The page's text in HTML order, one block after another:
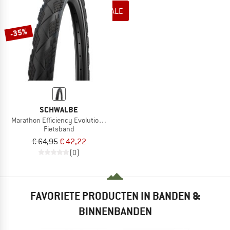
NAAR DE SALE
-35%
SCHWALBE
Marathon Efficiency Evolution Line V-Guard SR 27,5'' (55-584)
Fietsband
€ 64,95€ 42,22
(0)
FAVORIETE PRODUCTEN IN BANDEN &
BINNENBANDEN